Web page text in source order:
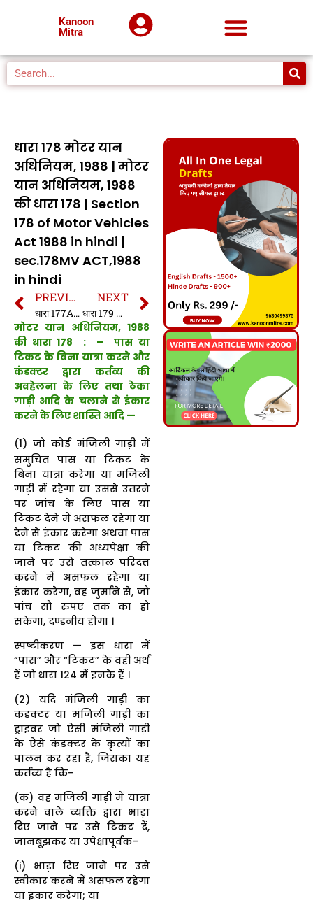
Kanoon
Mitra
धारा 178 मोटर यान
अधिनियम, 1988 | मोटर
यान अधिनियम, 1988
की धारा 178 | Section
178 of Motor Vehicles
Act 1988 in hindi |
sec.178MV ACT,1988
in hindi
PREVIOUS
धारा 177A मोटर यान अधिनियम, 1988 | मोटर यान अधिनियम, 1988 की धारा 177A | Section 177A of Motor Vehicles Act 1988 in hindi | sec.177A MV ACT,1988 in hindi
NEXT
धारा 179 मोटर यान अधिनियम, 1988 | मोटर यान अधिनियम, 1988 की धारा 179 | Section 179 of Motor Vehicles Act 1988 in hindi | sec.179 MV ACT,1988 in hindi
मोटर यान अधिनियम, 1988
की धारा 178 : – पास या
टिकट के बिना यात्रा करने और
कंडक्टर द्वारा कर्तव्य की
अवहेलना के लिए तथा ठेका
गाड़ी आदि के चलाने से इंकार
करने के लिए शास्ति आदि —
(1) जो कोई मंजिली गाड़ी में
समुचित पास या टिकट के
बिना यात्रा करेगा या मंजिली
गाड़ी में रहेगा या उससे उतरने
पर जांच के लिए पास या
टिकट देने में असफल रहेगा या
देने से इंकार करेगा अथवा पास
या टिकट की अध्यपेक्षा की
जाने पर उसे तत्काल परिदत्त
करने में असफल रहेगा या
इंकार करेगा, वह जुर्माने से, जो
पांच सौ रुपए तक का हो
सकेगा, दण्डनीय होगा ।
स्पष्टीकरण — इस धारा में
“पास” और “टिकट” के वही अर्थ
हैं जो धारा 124 में इनके हैं ।
(2) यदि मंजिली गाड़ी का
कंडक्टर या मंजिली गाड़ी का
ड्राइवर जो ऐसी मंजिली गाड़ी
के ऐसे कंडक्टर के कृत्यों का
पालन कर रहा है, जिसका यह
कर्तव्य है कि–
(क) वह मंजिली गाड़ी में यात्रा
करने वाले व्यक्ति द्वारा भाड़ा
दिए जाने पर उसे टिकट दें,
जानबूझकर या उपेक्षापूर्वक–
(i) भाड़ा दिए जाने पर उसे
स्वीकार करने में असफल रहेगा
या इंकार करेगा; या